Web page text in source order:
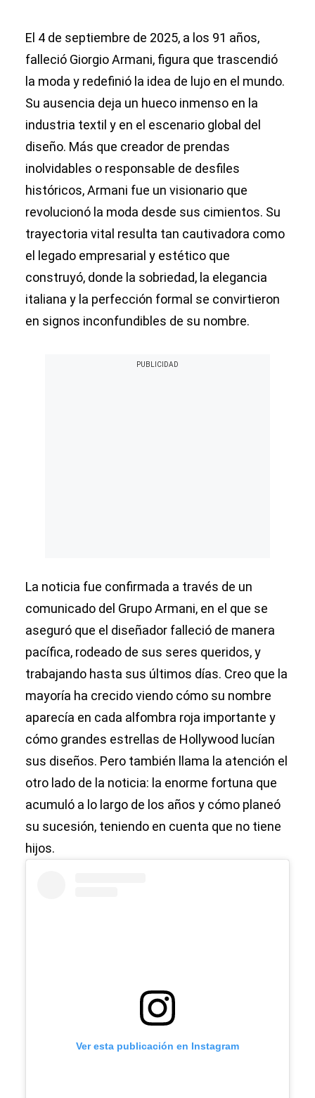
El 4 de septiembre de 2025, a los 91 años,
falleció Giorgio Armani, figura que trascendió
la moda y redefinió la idea de lujo en el mundo.
Su ausencia deja un hueco inmenso en la
industria textil y en el escenario global del
diseño. Más que creador de prendas
inolvidables o responsable de desfiles
históricos, Armani fue un visionario que
revolucionó la moda desde sus cimientos. Su
trayectoria vital resulta tan cautivadora como
el legado empresarial y estético que
construyó, donde la sobriedad, la elegancia
italiana y la perfección formal se convirtieron
en signos inconfundibles de su nombre.
La noticia fue confirmada a través de un
comunicado del Grupo Armani, en el que se
aseguró que el diseñador falleció de manera
pacífica, rodeado de sus seres queridos, y
trabajando hasta sus últimos días. Creo que la
mayoría ha crecido viendo cómo su nombre
aparecía en cada alfombra roja importante y
cómo grandes estrellas de Hollywood lucían
sus diseños. Pero también llama la atención el
otro lado de la noticia: la enorme fortuna que
acumuló a lo largo de los años y cómo planeó
su sucesión, teniendo en cuenta que no tiene
hijos.
Ver esta publicación en Instagram